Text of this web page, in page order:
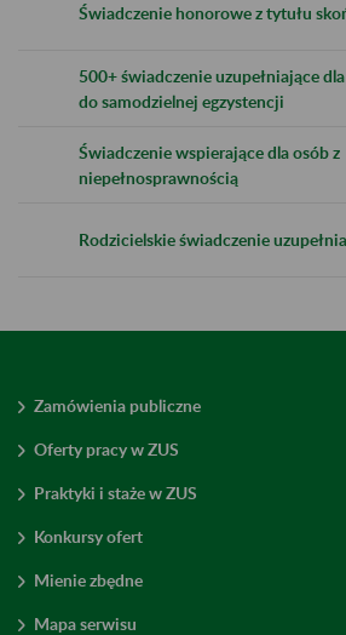
Świadczenie honorowe z tytułu
500+ świadczenie uzupełniające
do samodzielnej egzystencji
Świadczenie wspierające dla osób z
niepełnosprawnością
Rodzicielskie świadczenie
Zamówienia publiczne
Oferty pracy w ZUS
Praktyki i staże w ZUS
Konkursy ofert
Mienie zbędne
Mapa serwisu